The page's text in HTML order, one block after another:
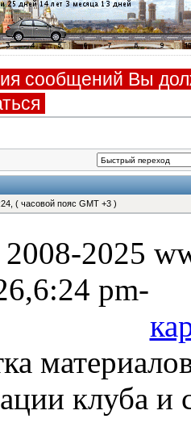
сообщений Вы
( часовой пояс GMT +3 )
2025
pm-
клуба и